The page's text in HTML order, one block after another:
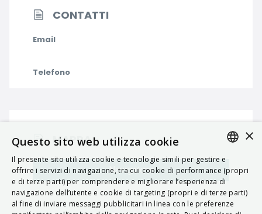
CONTATTI
Email
Telefono
MAPPA
Navigatore ITALIAN
ENGLISH
FRENCH
×
Questo sito web utilizza cookie
Il presente sito utilizza cookie e tecnologie simili per gestire e
offrire i servizi di navigazione, tra cui cookie di performance (propri
e di terze parti) per comprendere e migliorare l’esperienza di
navigazione dell’utente e cookie di targeting (propri e di terze parti)
al fine di inviare messaggi pubblicitari in linea con le preferenze